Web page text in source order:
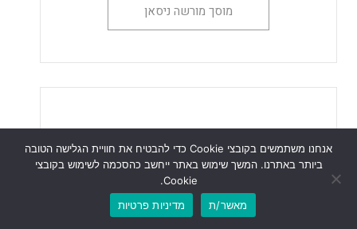
מוסך מורשה ניסאן
אנחנו משתמשים בקובצי Cookie כדי להבטיח את חוויית הגלישה הטובה
ביותר באתרנו. המשך שימוש באתר ייחשב כהסכמה לשימוש בקובצי
Cookie.
מאשר/ת
מדיניות פרטיות לוואטסאפ לשיחת טלפון